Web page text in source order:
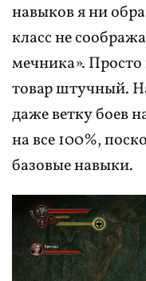
навыков я ни
класс не
мечника».
товар штучный.
даже ветку боев
на все 100%,
базовые навыки.